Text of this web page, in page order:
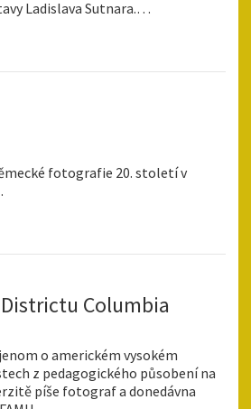
Ladislava Sutnara.…
fotografie 20. století v
Columbia
o americkém vysokém
z pedagogického působení na
píše fotograf a donedávna